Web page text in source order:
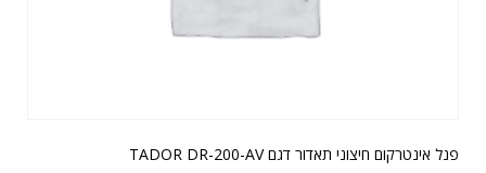
פנל אינטרקום חיצוני תאדור דגם TADOR DR-200-AV